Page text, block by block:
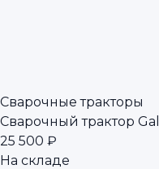
Сварочные тракторы
Сварочный трактор
25 500 ₽
На складе